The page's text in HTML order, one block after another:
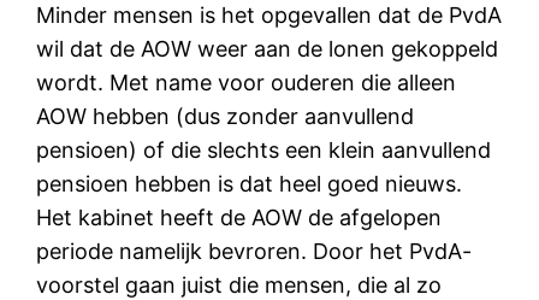
Minder mensen is het opgevallen dat de PvdA
wil dat de AOW weer aan de lonen gekoppeld
wordt. Met name voor ouderen die alleen
AOW hebben (dus zonder aanvullend
pensioen) of die slechts een klein aanvullend
pensioen hebben is dat heel goed nieuws.
Het kabinet heeft de AOW de afgelopen
periode namelijk bevroren. Door het PvdA-
voorstel gaan juist die mensen, die al zo